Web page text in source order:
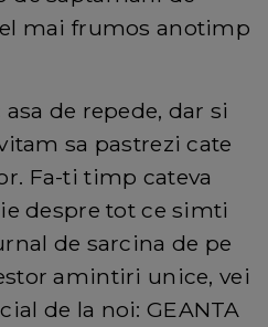
mai frumos anotimp
de repede, dar si
sa pastrezi cate
Fa-ti timp cateva
despre tot ce simti
de sarcina de pe
amintiri unice, vei
de la noi: GEANTA